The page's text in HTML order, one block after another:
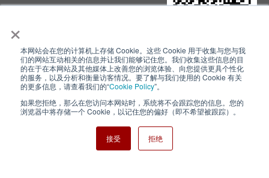
×
本网站会在您的计算机上存储 Cookie。这些 Cookie 用于收集与您与我
们的网站互动相关的信息并让我们能够记住您。我们收集这些信息的目
的在于在本网站及其他媒体上改善您的浏览体验、向您提供更具个性化
的服务，以及分析和衡量访客情况。要了解与我们使用的 Cookie 有关
的更多信息，请查看我们的“Cookie Policy”。
如果您拒绝，那么在您访问本网站时，系统将不会跟踪您的信息。您的
浏览器中将存储一个 Cookie，以记住您的偏好（即不希望被跟踪）。
接受 拒绝
隐私政策 使用条款
Cookie Policy 网站地图
Nisshinbo Holdings Inc.
Copyright ⓒ Nisshinbo Micro Devices Inc. All Rights Reserved.